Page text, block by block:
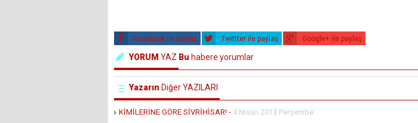
Facebook ile paylaş Twittter ile paylaş Google+ ile paylaş
YORUM YAZ Bu habere yorumlar
Yazarın Diğer YAZILARI
KİMİLERİNE GÖRE SİVRİHİSAR! - 4 Nisan 2013 Perşembe